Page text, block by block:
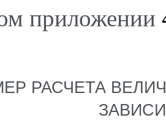
приложении
РАСЧЕТА